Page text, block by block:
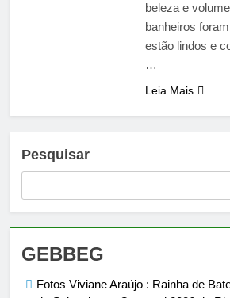
beleza e
banheiros
estão lindos e
…
Leia Mais
Pesquisar
GEBBEG
Fotos Viviane Araújo : Rainha de